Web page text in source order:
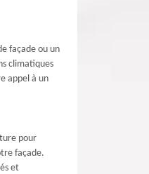
façade ou un
climatiques
appel à un
pour
façade.
et